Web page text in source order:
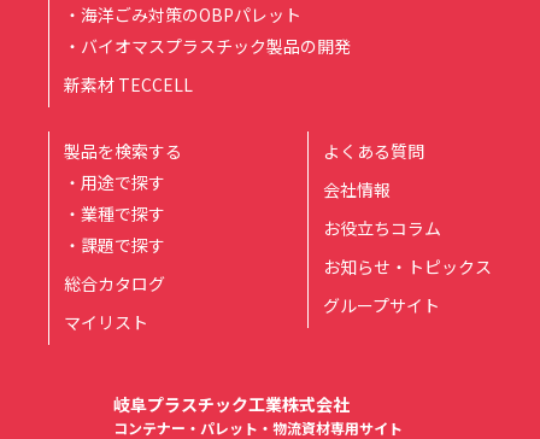
・海洋ごみ対策のOBPパレット
・バイオマスプラスチック製品の開発
新素材 TECCELL
製品を検索する
・用途で探す
・業種で探す
・課題で探す
総合カタログ
マイリスト
よくある質問
会社情報
お役立ちコラム
お知らせ・トピックス
グループサイト
岐阜プラスチック工業株式会社
コンテナー・パレット・物流資材専用サイト